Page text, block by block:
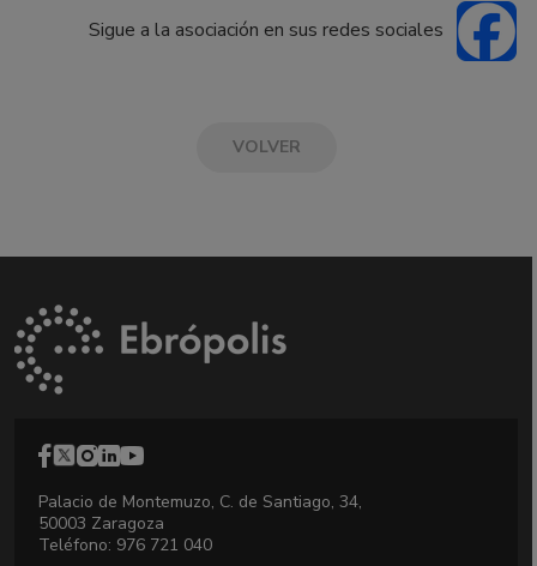
Sigue a la asociación en sus redes sociales
VOLVER
Palacio de Montemuzo, C. de Santiago, 34,
50003 Zaragoza
Teléfono: 976 721 040